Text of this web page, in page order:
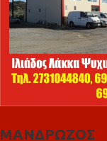
ΜΑΝΔΡΩΖΟΣ